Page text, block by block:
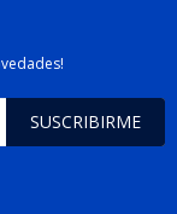
SUSCRIBIRME